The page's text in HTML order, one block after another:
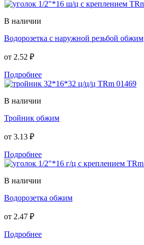
В наличии
Водорозетка с наружной резьбой обжим
от 2.52 ₽
Подробнее
В наличии
Тройник обжим
от 3.13 ₽
Подробнее
В наличии
Водорозетка обжим
от 2.47 ₽
Подробнее